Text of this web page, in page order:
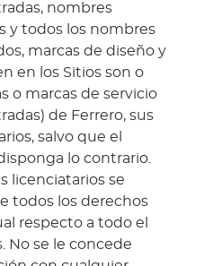
nombres
y todos los nombres
marcas de diseño y
en los Sitios son o
o marcas de servicio
de Ferrero, sus
salvo que el
lo contrario.
licenciatarios se
todos los derechos
respecto a todo el
No se le concede